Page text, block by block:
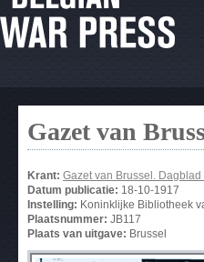
Gazet van
Krant: Gazet van Brussel.
Datum publicatie: 18-10-1917
Instelling: Koninklijke Bibliotheek
Plaatsnummer: JB117
Plaats van uitgave: Brussel